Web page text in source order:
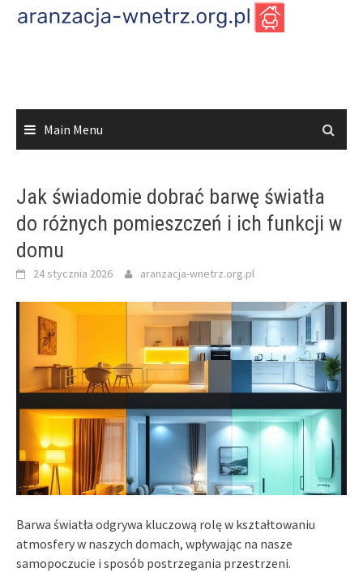
Skip
Main Menu
Jak świadomie dobrać barwę światła
do różnych pomieszczeń i ich funkcji w
domu
24 stycznia 2026 aranzacja-wnetrz.org.pl
Barwa światła odgrywa kluczową rolę w kształtowaniu
atmosfery w naszych domach, wpływając na nasze
samopoczucie i sposób postrzegania przestrzeni.